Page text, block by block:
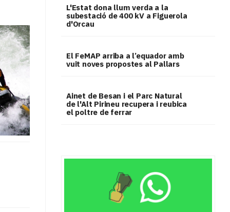
L'Estat dona llum verda a la
subestació de 400 kV a Figuerola
d'Orcau
El FeMAP arriba a l’equador amb
vuit noves propostes al Pallars
Ainet de Besan i el Parc Natural
de l'Alt Pirineu recupera i reubica
el poltre de ferrar